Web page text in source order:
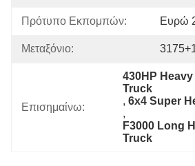
Πρότυπο Εκπομπών: Ευρώ
Μεταξόνιο:
Επισημαίνω:
430HP
Truck
, 6x4 Super
,
F3000 Long
Truck